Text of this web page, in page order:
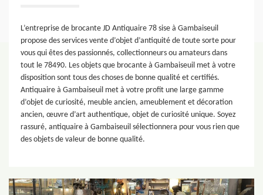
L’entreprise de brocante JD Antiquaire 78 sise à Gambaiseuil
propose des services vente d’objet d’antiquité de toute sorte pour
vous qui êtes des passionnés, collectionneurs ou amateurs dans
tout le 78490. Les objets que brocante à Gambaiseuil met à votre
disposition sont tous des choses de bonne qualité et certifiés.
Antiquaire à Gambaiseuil met à votre profit une large gamme
d’objet de curiosité, meuble ancien, ameublement et décoration
ancien, œuvre d’art authentique, objet de curiosité unique. Soyez
rassuré, antiquaire à Gambaiseuil sélectionnera pour vous rien que
des objets de valeur de bonne qualité.